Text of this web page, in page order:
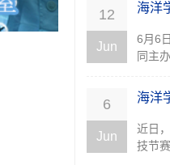
12
Jun
海洋
6月6
同主
6
Jun
海洋
近日
技节